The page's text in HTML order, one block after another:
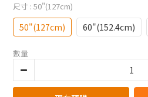
尺寸 : 50"(127cm)
50"(127cm) 60"(152.4cm)
數量